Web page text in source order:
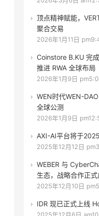
顶点精神赋能，
聚合交易
2026年1月11日
Coinstore B.KU 完
推进 RWA 全球布局
2026年1月9日
WEN时代WEN-
全球公测
2026年1月9日
AXI-AI平台将于
2025年12月12日
WEBER 与
生态，战略合作正
2025年12月10日
IDR 现已正式上线